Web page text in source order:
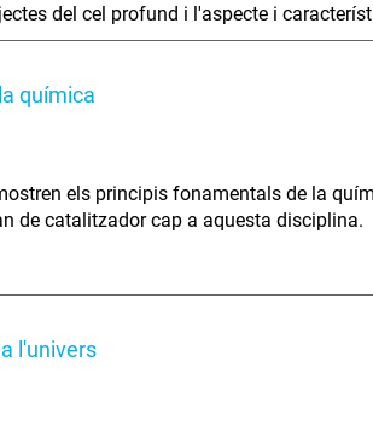
del cel profund i l'aspecte i
química
els principis fonamentals de la
de catalitzador cap a aquesta disciplina.
l'univers